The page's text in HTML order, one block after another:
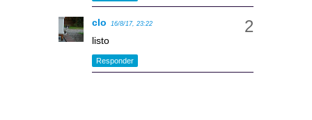
clo 16/8/17, 23:22
listo
Responder